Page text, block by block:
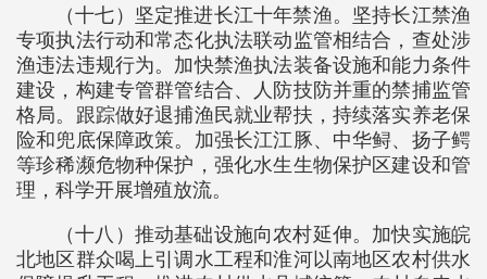
（十七）坚定推进长江十年禁渔。坚持长江禁渔
专项执法行动和常态化执法联动监管相结合，查处涉
渔违法违规行为。加快禁渔执法装备设施和能力条件
建设，构建专管群管结合、人防技防并重的禁捕监管
格局。跟踪做好退捕渔民就业帮扶，持续落实养老保
险和兜底保障政策。加强长江江豚、中华鲟、扬子鳄
等珍稀濒危物种保护，强化水生生物保护区建设和管
理，科学开展增殖放流。
（十八）推动基础设施向农村延伸。加快实施皖
北地区群众喝上引调水工程和淮河以南地区农村供水